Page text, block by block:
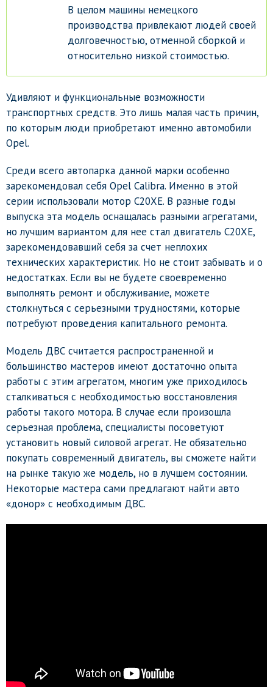
В целом машины немецкого
производства привлекают людей своей
долговечностью, отменной сборкой и
относительно низкой стоимостью.
Удивляют и функциональные возможности
транспортных средств. Это лишь малая часть причин,
по которым люди приобретают именно автомобили
Opel.
Среди всего автопарка данной марки особенно
зарекомендовал себя Opel Calibra. Именно в этой
серии использовали мотор С20ХЕ. В разные годы
выпуска эта модель оснащалась разными агрегатами,
но лучшим вариантом для нее стал двигатель С20ХЕ,
зарекомендовавший себя за счет неплохих
технических характеристик. Но не стоит забывать и о
недостатках. Если вы не будете своевременно
выполнять ремонт и обслуживание, можете
столкнуться с серьезными трудностями, которые
потребуют проведения капитального ремонта.
Модель ДВС считается распространенной и
большинство мастеров имеют достаточно опыта
работы с этим агрегатом, многим уже приходилось
сталкиваться с необходимостью восстановления
работы такого мотора. В случае если произошла
серьезная проблема, специалисты посоветуют
установить новый силовой агрегат. Не обязательно
покупать современный двигатель, вы сможете найти
на рынке такую же модель, но в лучшем состоянии.
Некоторые мастера сами предлагают найти авто
«донор» с необходимым ДВС.